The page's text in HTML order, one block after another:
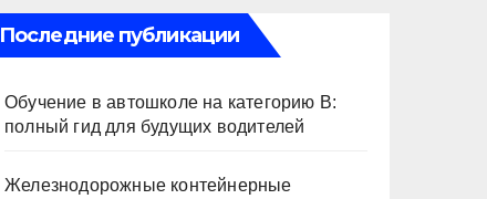
Последние публикации
Обучение в автошколе на категорию В:
полный гид для будущих водителей
Железнодорожные контейнерные